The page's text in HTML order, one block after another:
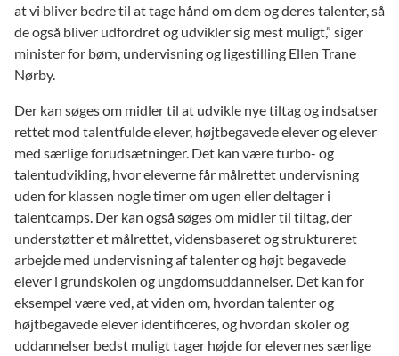
at vi bliver bedre til at tage hånd om dem og deres talenter, så
de også bliver udfordret og udvikler sig mest muligt,” siger
minister for børn, undervisning og ligestilling Ellen Trane
Nørby.
Der kan søges om midler til at udvikle nye tiltag og indsatser
rettet mod talentfulde elever, højtbegavede elever og elever
med særlige forudsætninger. Det kan være turbo- og
talentudvikling, hvor eleverne får målrettet undervisning
uden for klassen nogle timer om ugen eller deltager i
talentcamps. Der kan også søges om midler til tiltag, der
understøtter et målrettet, vidensbaseret og struktureret
arbejde med undervisning af talenter og højt begavede
elever i grundskolen og ungdomsuddannelser. Det kan for
eksempel være ved, at viden om, hvordan talenter og
højtbegavede elever identificeres, og hvordan skoler og
uddannelser bedst muligt tager højde for elevernes særlige